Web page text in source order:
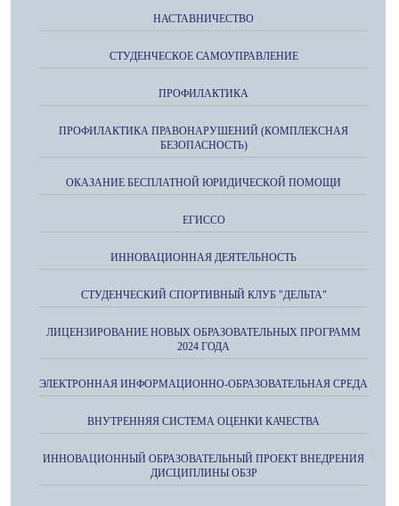
НАСТАВНИЧЕСТВО
СТУДЕНЧЕСКОЕ САМОУПРАВЛЕНИЕ
ПРОФИЛАКТИКА
ПРОФИЛАКТИКА ПРАВОНАРУШЕНИЙ (КОМПЛЕКСНАЯ
БЕЗОПАСНОСТЬ)
ОКАЗАНИЕ БЕСПЛАТНОЙ ЮРИДИЧЕСКОЙ ПОМОЩИ
ЕГИССО
ИННОВАЦИОННАЯ ДЕЯТЕЛЬНОСТЬ
СТУДЕНЧЕСКИЙ СПОРТИВНЫЙ КЛУБ "ДЕЛЬТА"
ЛИЦЕНЗИРОВАНИЕ НОВЫХ ОБРАЗОВАТЕЛЬНЫХ ПРОГРАММ
2024 ГОДА
ЭЛЕКТРОННАЯ ИНФОРМАЦИОННО-ОБРАЗОВАТЕЛЬНАЯ СРЕДА
ВНУТРЕННЯЯ СИСТЕМА ОЦЕНКИ КАЧЕСТВА
ИННОВАЦИОННЫЙ ОБРАЗОВАТЕЛЬНЫЙ ПРОЕКТ ВНЕДРЕНИЯ
ДИСЦИПЛИНЫ ОБЗР